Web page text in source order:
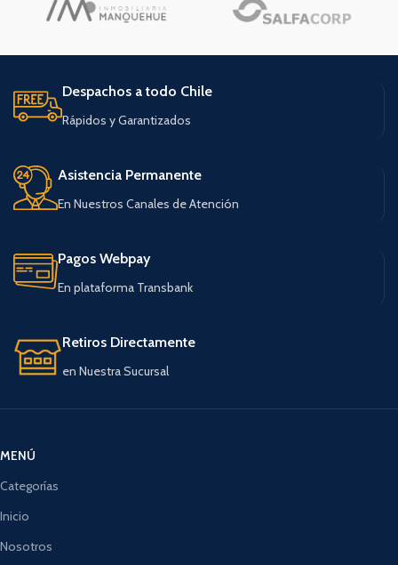
Despachos a todo Chile
Rápidos y Garantizados
Asistencia Permanente
En Nuestros Canales de Atención
Pagos Webpay
En plataforma Transbank
Retiros Directamente
en Nuestra Sucursal
MENÚ
Categorías
Inicio
Nosotros